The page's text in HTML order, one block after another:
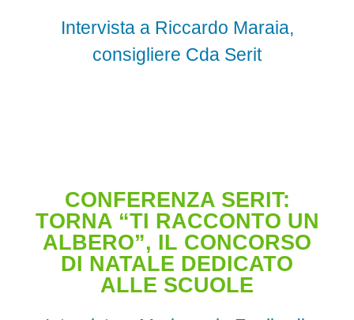
Intervista a Riccardo Maraia,
consigliere Cda Serit
CONFERENZA SERIT:
TORNA “TI RACCONTO UN
ALBERO”, IL CONCORSO
DI NATALE DEDICATO
ALLE SCUOLE